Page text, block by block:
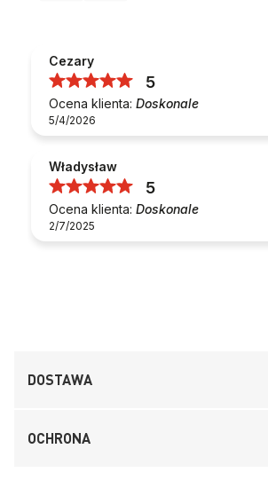
Cezary
5
Ocena klienta: Doskonale
5/4/2026
Władysław
5
Ocena klienta: Doskonale
2/7/2025
DOSTAWA
OCHRONA